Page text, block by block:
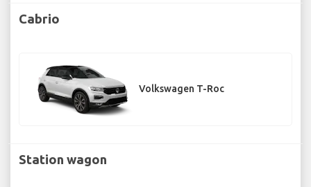
Cabrio
Volkswagen T-Roc
Station wagon